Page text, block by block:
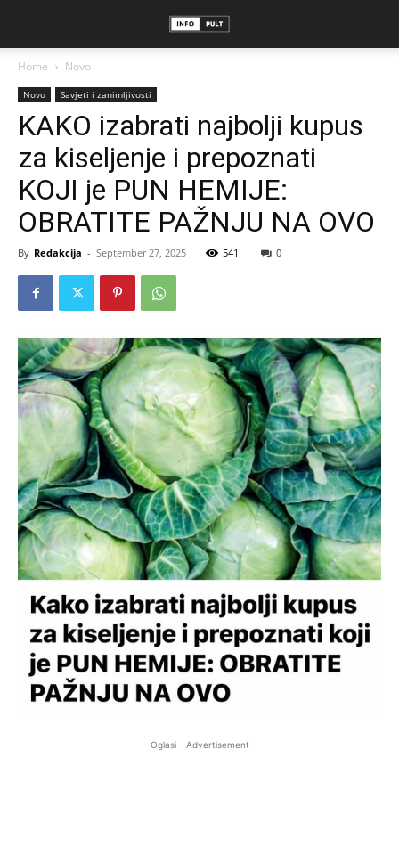
Home Novo
Novo Savjeti i zanimljivosti
KAKO izabrati najbolji kupus
za kiseljenje i prepoznati
KOJI je PUN HEMIJE:
OBRATITE PAŽNJU NA OVO
By Redakcija - September 27, 2025 541 0
Oglasi - Advertisement